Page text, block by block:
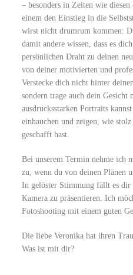
– besonders in Zeiten wie
einem den Einstieg in die
wirst nicht drumrum kommen:
damit andere wissen, dass es
persönlichen Draht zu deinen
von deiner motivierten und
Verstecke dich nicht hinter
sondern trage auch dein Gesicht
ausdrucksstarken Portraits
einhauchen und zeigen, wie
geschafft hast.
Bei unserem Termin nehme ich
zu, wenn du von deinen Plänen
In gelöster Stimmung fällt es
Kamera zu präsentieren. Ich
Fotoshooting mit einem guten
Die liebe Veronika hat ihren
Was ist mit dir?